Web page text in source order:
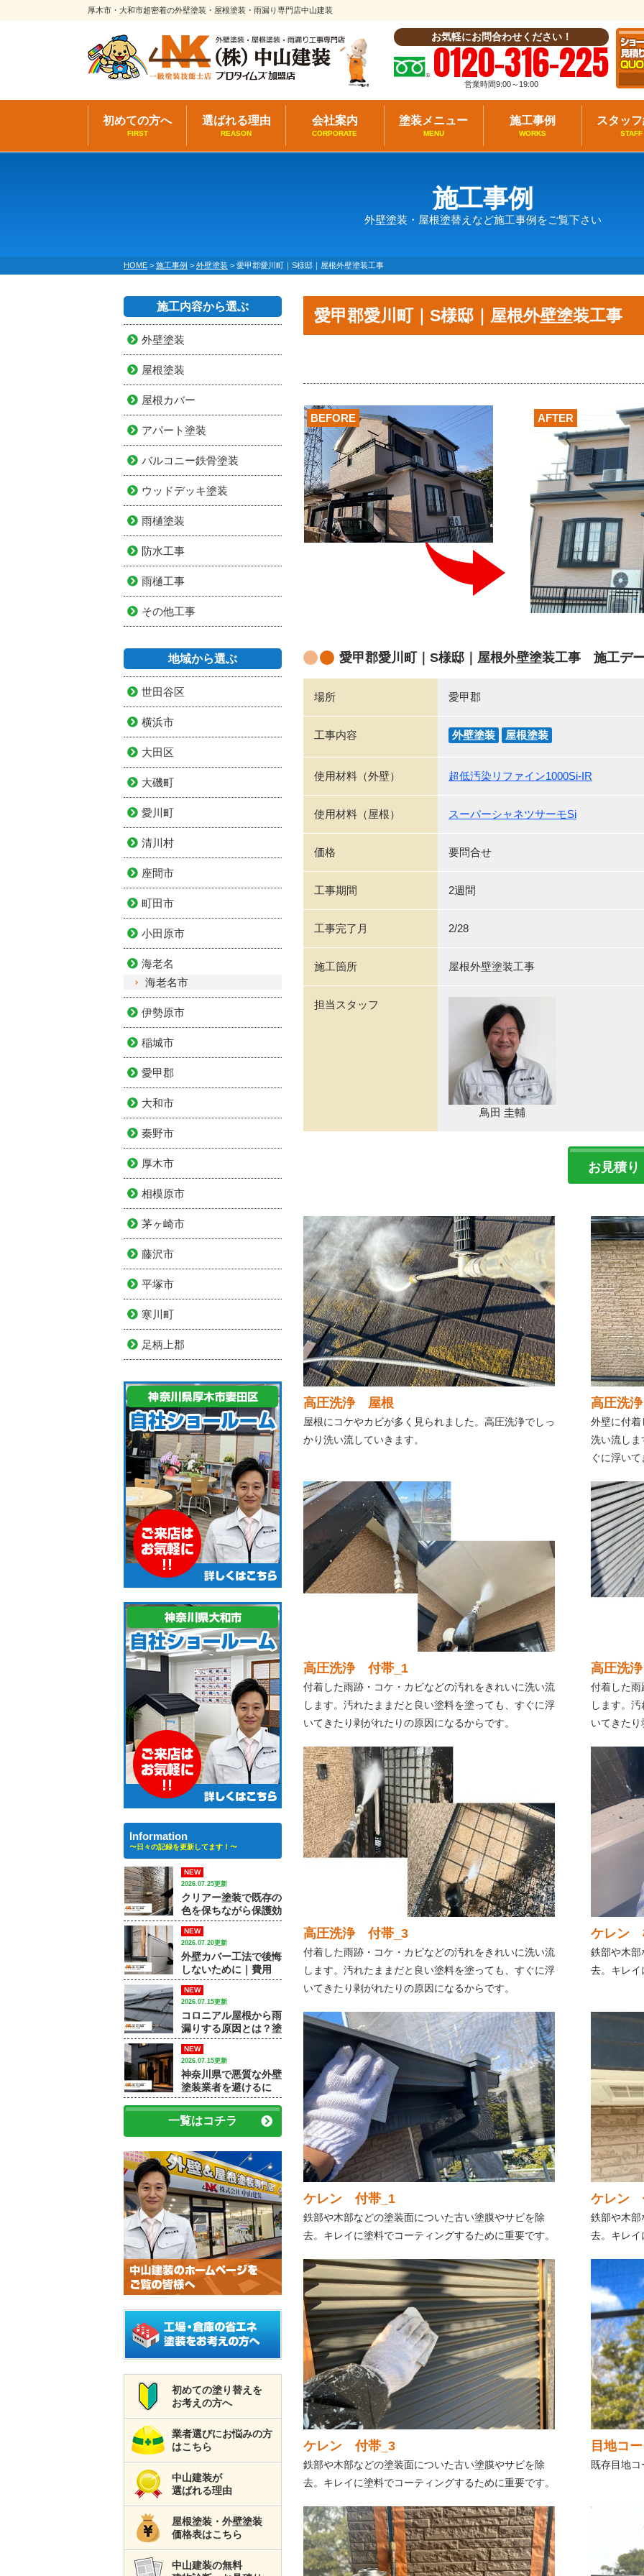
厚木市・大和市超密着の外壁塗装・屋根塗装・雨漏り専門店中山建装
お気軽にお問合わせください！
0120-316-225
営業時間9:00～19:00
初めての方へ
FIRST
選ばれる理由
REASON
会社案内
CORPORATE
塗装メニュー
MENU
施工事例
WORKS
スタッ
STAFF
施工事例
外壁塗装・屋根塗替えなど施工事例をご覧下さい
HOME > 施工事例 > 外壁塗装 > 愛甲郡愛川町｜S様邸｜屋根外壁塗装工事
愛甲郡愛川町｜S様邸｜屋根外壁塗装工事
AFTER
BEFORE
愛甲郡愛川町｜S様邸｜屋根外壁塗装工事 施工デ
場所 愛甲郡
工事内容 外壁塗装 屋根塗装
使用材料（外壁） 超低汚染リファイン1000Si-IR
使用材料（屋根） スーパーシャネツサーモSi
価格 要問合せ
工事期間 2週間
工事完了月 2/28
施工箇所 屋根外壁塗装工事
担当スタッフ
鳥田 圭輔
お見積り
高圧洗浄 屋根
屋根にコケやカビが多く見られました。高圧洗浄でしっ
かり洗い流していきます。
高圧洗
外壁に付着
洗い流しま
ぐに浮い
高圧洗浄 付帯_1
付着した雨跡・コケ・カビなどの汚れをきれいに洗い流
します。汚れたままだと良い塗料を塗っても、すぐに浮
いてきたり剥がれたりの原因になるからです。
高圧洗
付着した雨
します。
いてきた
高圧洗浄 付帯_3
付着した雨跡・コケ・カビなどの汚れをきれいに洗い流
します。汚れたままだと良い塗料を塗っても、すぐに浮
いてきたり剥がれたりの原因になるからです。
ケレン
鉄部や木部
去。キレイ
ケレン 付帯_1
鉄部や木部などの塗装面についた古い塗膜やサビを除
去。キレイに塗料でコーティングするために重要です。
ケレン
鉄部や木部
去。キレイ
ケレン 付帯_3
鉄部や木部などの塗装面についた古い塗膜やサビを除
去。キレイに塗料でコーティングするために重要です。
目地コ
既存目地
施工内容から選ぶ
外壁塗装
屋根塗装
屋根カバー
アパート塗装
バルコニー鉄骨塗装
ウッドデッキ塗装
雨樋塗装
防水工事
雨樋工事
その他工事
地域から選ぶ
世田谷区
横浜市
大田区
大磯町
愛川町
清川村
座間市
町田市
小田原市
海老名
海老名市
伊勢原市
稲城市
愛甲郡
大和市
秦野市
厚木市
相模原市
茅ヶ崎市
藤沢市
平塚市
寒川町
足柄上郡
Information
〜日々の記録を更新してます！〜
NEW
2026.07.25更新
クリアー塗装で既存の
色を保ちながら保護効
果を高める方法｜【大
和市で外壁塗装・屋根
塗装をするなら中山建
装】
NEW
2026.07.20更新
外壁カバー工法で後悔
しないために｜費用
差・施工例・塗装との
違いを専門店が解説
NEW
2026.07.15更新
コロニアル屋根から雨
漏りする原因とは？塗
装で済むケースと屋根
修理が必要なケース
NEW
2026.07.15更新
神奈川県で悪質な外壁
塗装業者を避けるに
は？訪問販売・見積
書・保証で確認すべき
ポイント
一覧はコチラ
初めての塗り替えを
お考えの方へ
業者選びにお悩みの方
はこちら
中山建装が
選ばれる理由
屋根塗装・外壁塗装
価格表はこちら
中山建装の無料